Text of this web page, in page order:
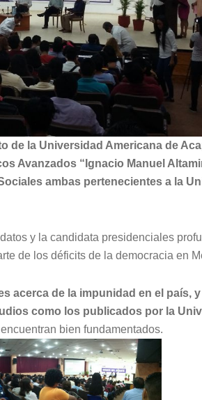
de la Universidad Americana de
Avanzados “Ignacio Manuel
ambas pertenecientes a la
y la candidata presidenciales
de los déficits de la democracia en
acerca de la impunidad en el país,
como los publicados por la
bien fundamentados.